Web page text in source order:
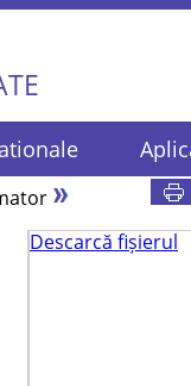
Descarcă fișierul